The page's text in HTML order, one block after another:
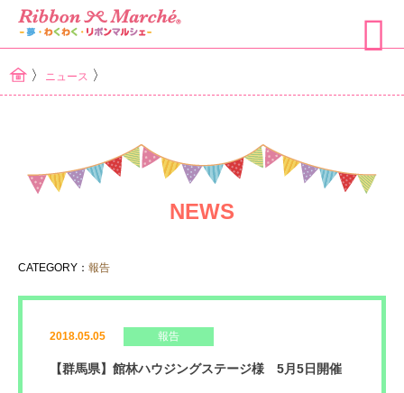
〉 ニュース 〉
NEWS
CATEGORY： 報告
2018.05.05 報告
【群馬県】館林ハウジングステージ様 5月5日開催